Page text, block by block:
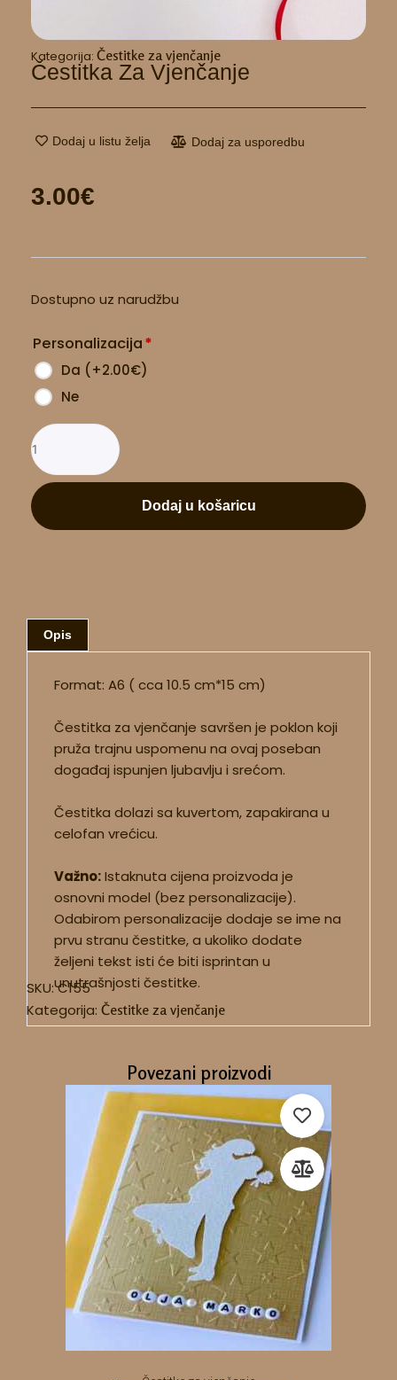
Kategorija: Čestitke za vjenčanje
Čestitka Za Vjenčanje
Dodaj u listu želja Dodaj za usporedbu
3.00€
Dostupno uz narudžbu
Personalizacija*
Da (+2.00€)
Ne
za
količina
Dodaj u košaricu
Opis
Format: A6 ( cca 10.5 cm*15 cm)
Čestitka za vjenčanje savršen je poklon koji
pruža trajnu uspomenu na ovaj poseban
događaj ispunjen ljubavlju i srećom.
Čestitka dolazi sa kuvertom, zapakirana u
celofan vrećicu.
Važno:Istaknuta cijena proizvoda je
osnovni model (bez personalizacije).
Odabirom personalizacije dodaje se ime na
prvu stranu čestitke, a ukoliko dodate
željeni tekst isti će biti isprintan u
unutrašnjosti čestitke.
SKU:C155
Kategorija: Čestitke za vjenčanje
Povezani proizvodi